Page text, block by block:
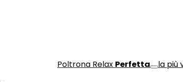
Poltrona Relax Perfetta
la più